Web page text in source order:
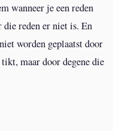
wanneer je een reden
die reden er niet is. En
worden geplaatst door
maar door degene die